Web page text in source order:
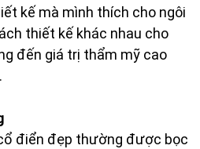
kế mà mình thích cho ngôi
thiết kế khác nhau cho
đến giá trị thẩm mỹ cao
điển đẹp thường được bọc